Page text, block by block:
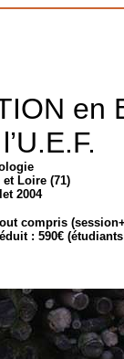
en
Loire (71)
2004
compris
: 590€